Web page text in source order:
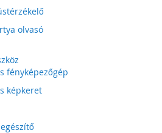
olvasó
fényképezőgép
képkeret